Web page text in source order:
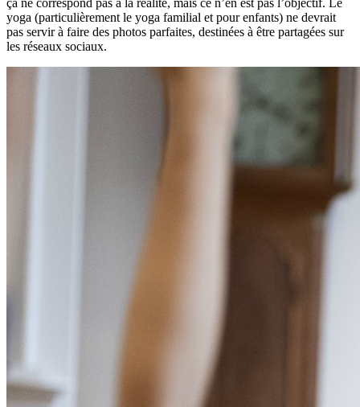
ça ne correspond pas à la réalité, mais ce n’en est pas l’objectif. Le
yoga (particulièrement le yoga familial et pour enfants) ne devrait
pas servir à faire des photos parfaites, destinées à être partagées sur
les réseaux sociaux.